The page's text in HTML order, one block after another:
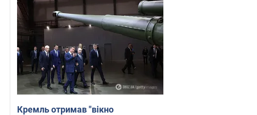
Кремль отримав "вікно